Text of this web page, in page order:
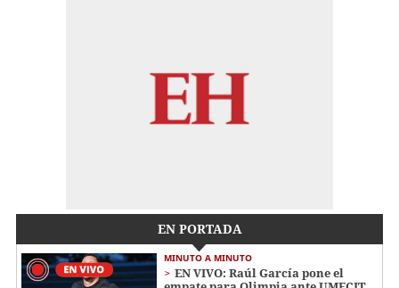
EN PORTADA
MINUTO A MINUTO
EN VIVO: Raúl García pone el